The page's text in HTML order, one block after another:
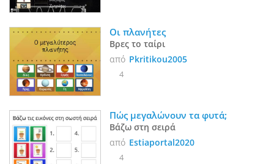
Οι πλανήτες
Βρες το ταίρι
από Pkritikou2005
4
Πώς μεγαλώνουν τα φυτά;
Βάζω στη σειρά
από Estiaportal2020
4